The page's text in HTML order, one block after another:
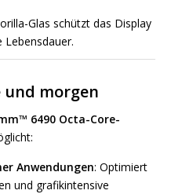
Glas schützt das Display
Lebensdauer.
morgen
6490 Octa-Core-
Anwendungen: Optimiert
und grafikintensive